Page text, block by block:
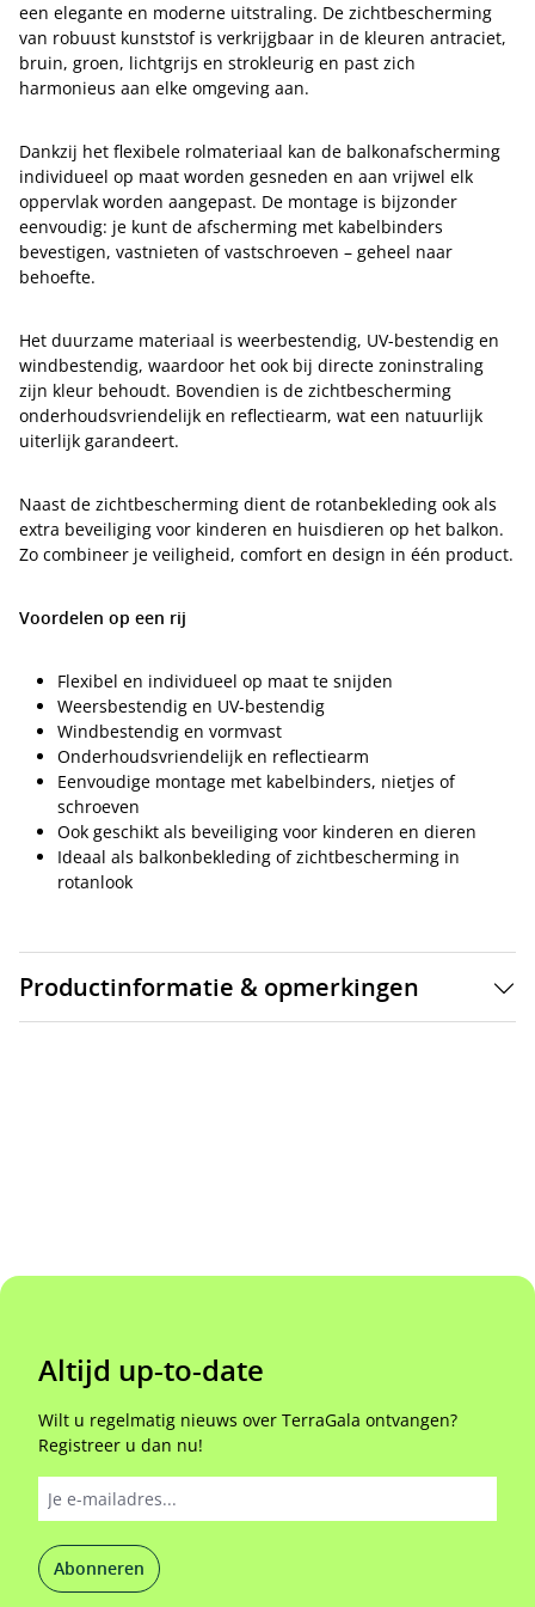
een elegante en moderne uitstraling. De zichtbescherming
van robuust kunststof is verkrijgbaar in de kleuren antraciet,
bruin, groen, lichtgrijs en strokleurig en past zich
harmonieus aan elke omgeving aan.
Dankzij het flexibele rolmateriaal kan de balkonafscherming
individueel op maat worden gesneden en aan vrijwel elk
oppervlak worden aangepast. De montage is bijzonder
eenvoudig: je kunt de afscherming met kabelbinders
bevestigen, vastnieten of vastschroeven – geheel naar
behoefte.
Het duurzame materiaal is weerbestendig, UV-bestendig en
windbestendig, waardoor het ook bij directe zoninstraling
zijn kleur behoudt. Bovendien is de zichtbescherming
onderhoudsvriendelijk en reflectiearm, wat een natuurlijk
uiterlijk garandeert.
Naast de zichtbescherming dient de rotanbekleding ook als
extra beveiliging voor kinderen en huisdieren op het balkon.
Zo combineer je veiligheid, comfort en design in één product.
Voordelen op een rij
Flexibel en individueel op maat te snijden
Weersbestendig en UV-bestendig
Windbestendig en vormvast
Onderhoudsvriendelijk en reflectiearm
Eenvoudige montage met kabelbinders, nietjes of
schroeven
Ook geschikt als beveiliging voor kinderen en dieren
Ideaal als balkonbekleding of zichtbescherming in
rotanlook
Productinformatie & opmerkingen
Altijd up-to-date
Wilt u regelmatig nieuws over TerraGala ontvangen?
Registreer u dan nu!
Abonneren